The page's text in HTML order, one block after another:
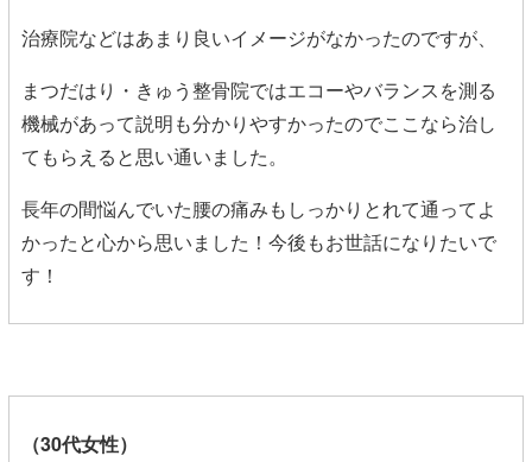
治療院などはあまり良いイメージがなかったのですが、
まつだはり・きゅう整骨院ではエコーやバランスを測る
機械があって説明も分かりやすかったのでここなら治し
てもらえると思い通いました。
長年の間悩んでいた腰の痛みもしっかりとれて通ってよ
かったと心から思いました！今後もお世話になりたいで
す！
（30代女性）